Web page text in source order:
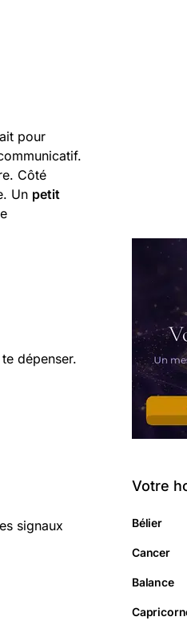
pour
Côté
Un petit
dépenser.
signaux
Votre
Bélier
Cancer
Balance